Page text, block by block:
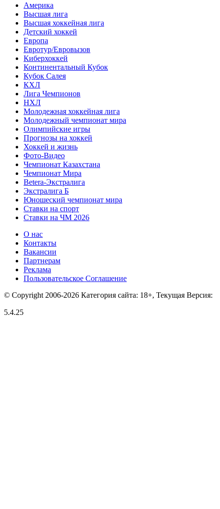
Америка
Высшая лига
Высшая хоккейная лига
Детский хоккей
Европа
Евротур/Евровызов
Киберхоккей
Континентальный Кубок
Кубок Салея
КХЛ
Лига Чемпионов
НХЛ
Молодежная хоккейная лига
Молодежный чемпионат мира
Олимпийские игры
Прогнозы на хоккей
Хоккей и жизнь
Фото-Видео
Чемпионат Казахстана
Чемпионат Мира
Betera-Экстралига
Экстралига Б
Юношеский чемпионат мира
Ставки на спорт
Ставки на ЧМ 2026
О нас
Контакты
Вакансии
Партнерам
Реклама
Пользовательское Соглашение
© Copyright 2006-2026 Категория сайта: 18+, Текущая Версия:
5.4.25